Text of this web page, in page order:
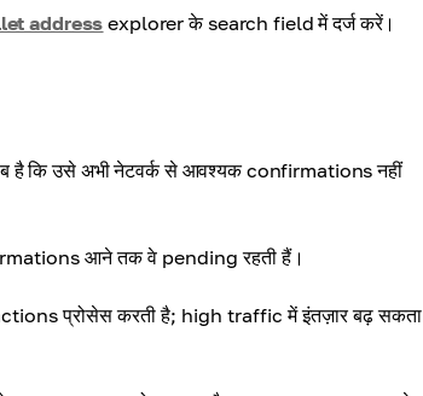
addressexplorer के search field में दर्ज करें।
है कि उसे अभी नेटवर्क से आवश्यक confirmations नहीं
आने तक वे pending रहती हैं।
प्रोसेस करती है; high traffic में इंतज़ार बढ़ सकता